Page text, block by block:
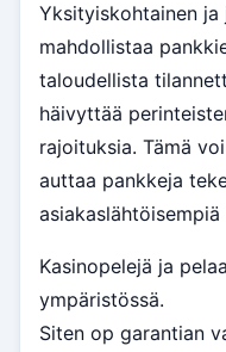
Yksityiskohtainen
mahdollistaa
taloudellista
häivyttää
rajoituksia. Tämä
auttaa pankkeja
Kasinopelejä ja
ympäristössä.
Siten op garantian